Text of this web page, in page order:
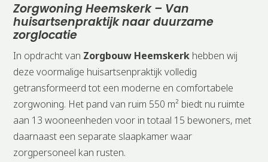
Zorgwoning Heemskerk – Van
huisartsenpraktijk naar duurzame
zorglocatie
In opdracht van Zorgbouw Heemskerk hebben wij
deze voormalige huisartsenpraktijk volledig
getransformeerd tot een moderne en comfortabele
zorgwoning. Het pand van ruim 550 m² biedt nu ruimte
aan 13 wooneenheden voor in totaal 15 bewoners, met
daarnaast een separate slaapkamer waar
zorgpersoneel kan rusten.